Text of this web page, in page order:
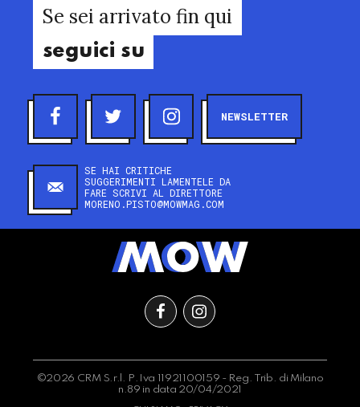
Se sei arrivato fin qui
seguici su
NEWSLETTER
SE HAI CRITICHE
SUGGERIMENTI LAMENTELE DA
FARE SCRIVI AL DIRETTORE
MORENO.PISTO@MOWMAG.COM
©2026 CRM S.r.l. P.Iva 11921100159 - Reg. Trib. di Milano
n.89 in data 20/04/2021